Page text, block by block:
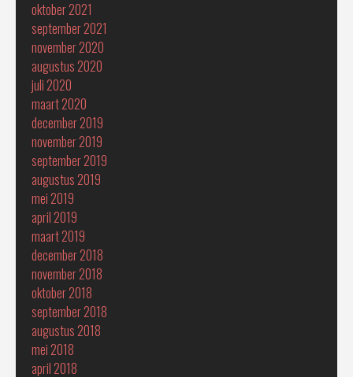
oktober 2021
september 2021
november 2020
augustus 2020
juli 2020
maart 2020
december 2019
november 2019
september 2019
augustus 2019
mei 2019
april 2019
maart 2019
december 2018
november 2018
oktober 2018
september 2018
augustus 2018
mei 2018
april 2018